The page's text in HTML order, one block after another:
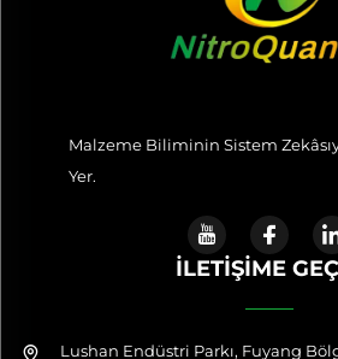
Malzeme Biliminin Sistem
Yer.
İLETIŞIME
Lushan Endüstri Parkı, Fuyang